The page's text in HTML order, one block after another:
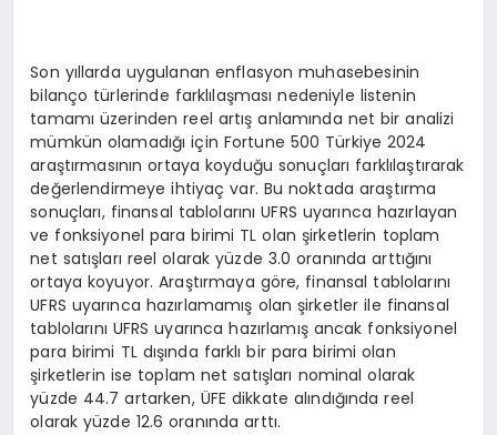
Son yıllarda uygulanan enflasyon muhasebesinin
bilanço türlerinde farklılaşması nedeniyle listenin
tamamı üzerinden reel artış anlamında net bir analizi
mümkün olamadığı için Fortune 500 Türkiye 2024
araştırmasının ortaya koyduğu sonuçları farklılaştırarak
değerlendirmeye ihtiyaç var. Bu noktada araştırma
sonuçları, finansal tablolarını UFRS uyarınca hazırlayan
ve fonksiyonel para birimi TL olan şirketlerin toplam
net satışları reel olarak yüzde 3.0 oranında arttığını
ortaya koyuyor. Araştırmaya göre, finansal tablolarını
UFRS uyarınca hazırlamamış olan şirketler ile finansal
tablolarını UFRS uyarınca hazırlamış ancak fonksiyonel
para birimi TL dışında farklı bir para birimi olan
şirketlerin ise toplam net satışları nominal olarak
yüzde 44.7 artarken, ÜFE dikkate alındığında reel
olarak yüzde 12.6 oranında arttı.